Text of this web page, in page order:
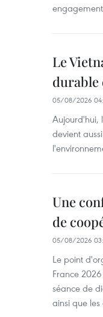
Le
durable
05/08/2026
Aujourd'hui,
devient
Une
de
05/08/2026
Le point
France
séance de
ainsi que les